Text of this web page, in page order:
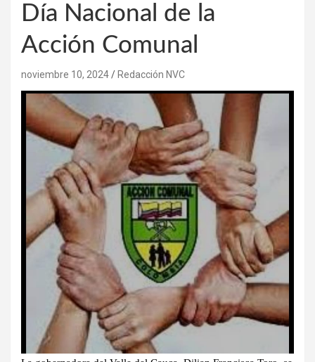
Día Nacional de la
Acción Comunal
noviembre 10, 2024 Redacción NVC